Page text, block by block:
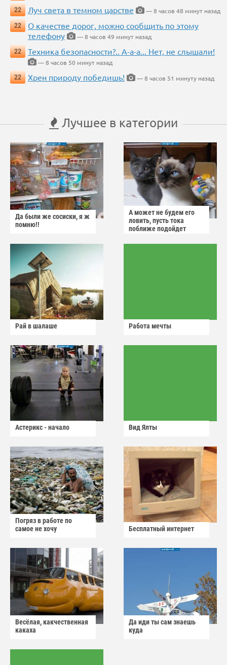
22
Луч света в темном царстве
— 8 часов 48 минут назад
22
О качестве дорог, можно сообщить по этому
телефону
— 8 часов 49 минут назад
22
Техника безопасности?.. А-а-а... Нет, не слышали!
— 8 часов 50 минут назад
22
Хрен природу победишь! — 8 часов 51 минуту назад
Лучшее в категории
Да были же сосиски, я ж
помню!!
А может не будем его
ловить, пусть тока
поближе подойдет
Рай в шалаше Работа мечты
Астерикс - начало Вид Ялты
Погряз в работе по
самое не хочу
Бесплатный интернет
Весёлая, какчественная
какаха
Да иди ты сам знаешь
куда